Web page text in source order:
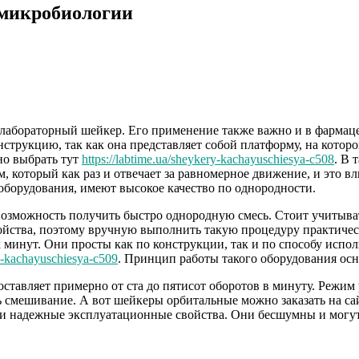
шейкер. Его применение также важно и в
так как она представляет собой платформу, на
выбрать тут https://labtime.ua/sheykery-kachayuschiesya-c508. В
как раз и отвечает за равномерное движение, и это
имеют высокое качество по однородности.
получить быстро однородную смесь. Стоит
поэтому вручную выполнить такую процедуру
Они просты как по конструкции, так и по способу
c509. Принцип работы такого оборудования
примерно от ста до пятисот оборотов в минуту.
смешивание. А вот шейкеры орбитальные можно заказать на
надежные эксплуатационные свойства. Они бесшумны и